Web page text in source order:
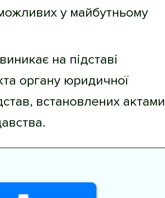
у майбутньому
на підставі
органу юридичної
встановлених актами